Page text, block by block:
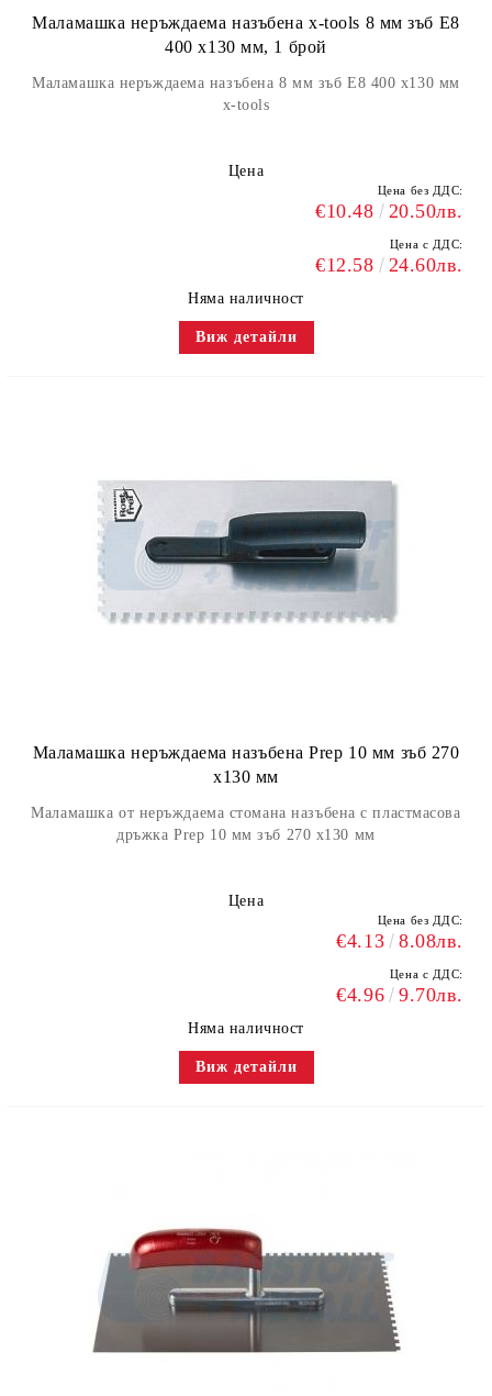
Маламашка неръждаема назъбена x-tools 8 мм зъб Е8
400 х130 мм, 1 брой
Маламашка неръждаема назъбена 8 мм зъб Е8 400 х130 мм
x-tools
Цена
Цена без ДДС:
€10.48 20.50лв.
Цена с ДДС:
€12.58 24.60лв.
Няма наличност
Виж детайли
Маламашка неръждаема назъбена Prep 10 мм зъб 270
х130 мм
Маламашка от неръждаема стомана назъбена с пластмасова
дръжка Prep 10 мм зъб 270 х130 мм
Цена
Цена без ДДС:
€4.13 8.08лв.
Цена с ДДС:
€4.96 9.70лв.
Няма наличност
Виж детайли